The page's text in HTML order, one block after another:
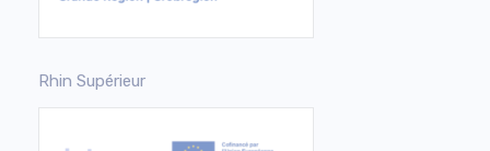
Rhin Supérieur